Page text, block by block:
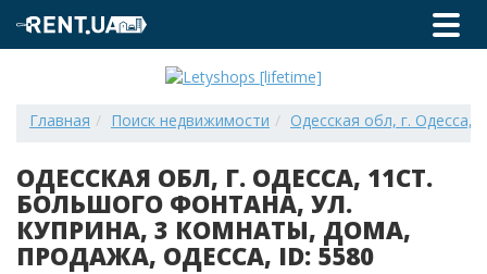
Главная Поиск недвижимости Одесская обл, г. Одесса,
ОДЕССКАЯ ОБЛ, Г. ОДЕССА, 11СТ.
БОЛЬШОГО ФОНТАНА, УЛ.
КУПРИНА, 3 КОМНАТЫ, ДОМА,
ПРОДАЖА, ОДЕССА, ID: 5580